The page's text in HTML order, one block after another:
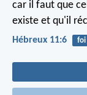
car il faut que
existe et qu'il
Hébreux 11:6 foi